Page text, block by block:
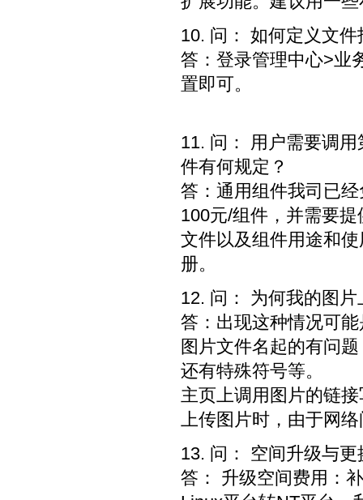
10. 问： 如何定义文
答：登录管理中心>业
置即可。
11. 问： 用户需要调
件有何规定？
答：通用组件我司已
100元/组件，并需要
文件以及组件用途和
册。
12. 问： 为何我的图
答：出现这种情况可
图片文件名起的有问
还有特殊符号等。
主页上调用图片的链
上传图片时，由于网
13. 问： 空间升级与更
答： 升级空间费用：